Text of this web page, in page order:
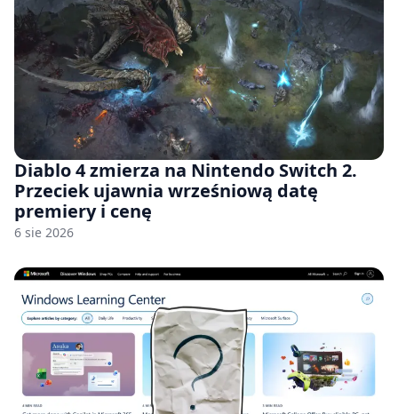
Diablo 4 zmierza na Nintendo Switch 2.
Przeciek ujawnia wrześniową datę
premiery i cenę
6 sie 2026